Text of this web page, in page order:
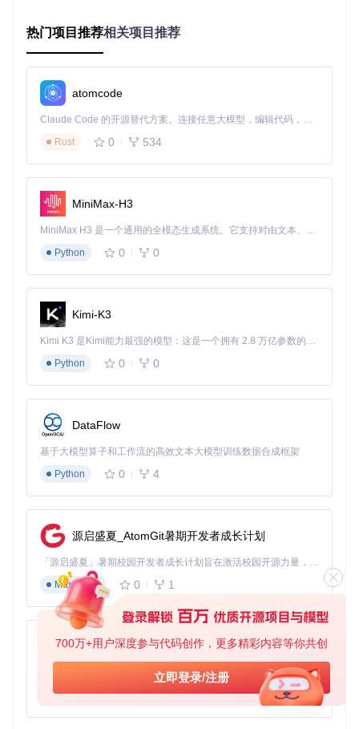
700万+用户深度参与代码创作，更多精彩内容等你共创
立即登录/注册
面对转瞬即逝的直播内容，猫抓的m3u8解析器展现出专业级
场景化解决方案：为不同身份定制的捕获策略
自由职业者：高效素材收集方案
作为设计师或内容创作者，时间就是金钱。猫抓的批量下载功
能让你一次捕获页面所有媒体资源，配合自定义命名规则，素
材管理效率提升300%。无需重复操作，让注意力回归创意本
身。
学生：学习资源保存指南
育平台视频捕获，三步实现学习资源永久保存：检测课程页
面，选择目标视频，设置自动下载。核心技术解密：js/downlo
ader.js确保即使在网络环境不佳时也能稳定获取完整课程。
创作者：多平台内容备份策略
内容创作者需要在不同平台间迁移素材？猫抓的跨平台兼容性
让你轻松捕获各大视频平台资源，配合格式自动转换功能，实
现一次捕获多平台适用。无论是社交媒体短视频还是长视频内
容，都能统一管理备份。
闪电级部署流程
安装扩展：在浏览器应用商店搜索"猫抓Cat-Catch"并添加
启用权限：根据提示授予必要的网页访问权限
开始使用：访问目标页面，点击工具栏猫抓图标查看结果
💡 按类型筛选：在资源列表顶部切换"视频/音频/图片"标签，
快速定位所需内容 💡 质量优先模式：点击"分辨率"表头排序，
一键选择最高清版本 💡 加密内容处理：在设置中配置自定义
密钥，核心引擎探秘：js/m3u8.downloader.js支持AES解密
按住Ctrl键多选资源，点击"下载所选"实现批量获取。配合"自
动命名规则"功能，可按"网站-日期-标题"格式自动组织文件，
热门项目推荐相关项目推荐
atomcode
Claude Code 的开源替代方案。连接任意大模型，编辑代码，运行命令，自动验证 — 全自动执行。用 Rust 构建，极致性能。 ｜ An open-source alternative to Claude Code. Connect any LLM, edit code, run commands, and verify changes — autonomously. Built in Rust for speed. Get Started
Rust
0 534
MiniMax-H3
MiniMax H3 是一个通用的全模态生成系统。它支持对由文本、图像、视频和音频组成的多模态上下文进行统一理解，并能生成分辨率高达 2K、时长可达 15 秒的带原生立体声音频的视频。得益于面向任务泛化的系统设计，H3 在预训练阶段就已具备广泛的多模态上下文理解与生成能力，能够出色地执行复杂的多模态指令。
Python
0 0
Kimi-K3
Kimi K3 是Kimi能力最强的模型：这是一个拥有 2.8 万亿参数的混合专家（MoE）模型，具备原生视觉理解能力，并支持 100 万 token 的上下文窗口。
Python
0 0
DataFlow
基于大模型算子和工作流的高效文本大模型训练数据合成框架
Python
0 4
源启盛夏_AtomGit暑期开发者成长计划
「源启盛夏」暑期校园开发者成长计划旨在激活校园开源力量，通过积分激励、认证扶持、资源倾斜等形式，引导高校组织和开发者完成「入驻 — 建项目 — 做贡献 — 获认证 — 得资源」的完整闭环。无论你是想带领社团入驻平台的组织者，还是希望用代码贡献证明自己的开发者，都能在这里找到属于你的成长路径。
Markdown
0 1
py-xiaozhi
基于Python的Xiaozhi AI，适用于想要完整Xiaozhi体验而无需拥有专用硬件的用户。
Python
0 1